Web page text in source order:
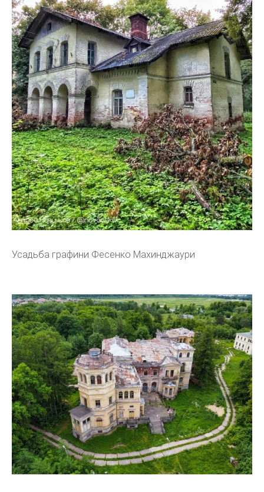
Усадьба графини Фесенко Махинджаури